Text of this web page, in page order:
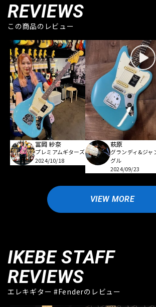
REVIEWS
この商品のレビュー
冨岡 紗奈
プレミアムギターズ
2024/10/18
萩原
グランディ&ジャ
グル
2024/09/23
VIEW MORE
IKEBE STAFF
REVIEWS
エレキギター #Fenderのレビュー